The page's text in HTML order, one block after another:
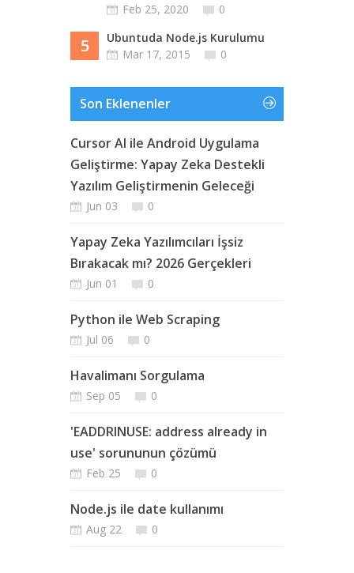
Feb 25, 2020
0
5
Ubuntuda Node.js Kurulumu
Mar 17, 2015
0
Son Eklenenler
Cursor AI ile Android Uygulama
Geliştirme: Yapay Zeka Destekli
Yazılım Geliştirmenin Geleceği
Jun 03 0
Yapay Zeka Yazılımcıları İşsiz
Bırakacak mı? 2026 Gerçekleri
Jun 01 0
Python ile Web Scraping
Jul 06 0
Havalimanı Sorgulama
Sep 05 0
'EADDRINUSE: address already in
use' sorununun çözümü
Feb 25 0
Node.js ile date kullanımı
Aug 22 0